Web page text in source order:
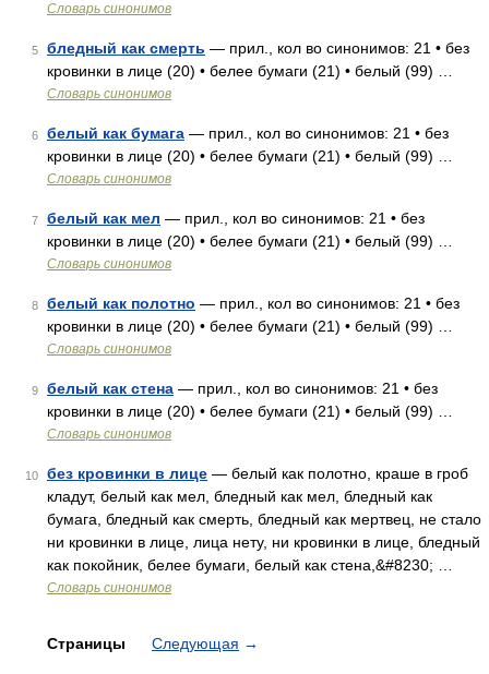
Словарь синонимов
5 бледный как смерть — прил., кол во синонимов: 21 • без
кровинки в лице (20) • белее бумаги (21) • белый (99) …
Словарь синонимов
6 белый как бумага — прил., кол во синонимов: 21 • без
кровинки в лице (20) • белее бумаги (21) • белый (99) …
Словарь синонимов
7 белый как мел — прил., кол во синонимов: 21 • без
кровинки в лице (20) • белее бумаги (21) • белый (99) …
Словарь синонимов
8 белый как полотно — прил., кол во синонимов: 21 • без
кровинки в лице (20) • белее бумаги (21) • белый (99) …
Словарь синонимов
9 белый как стена — прил., кол во синонимов: 21 • без
кровинки в лице (20) • белее бумаги (21) • белый (99) …
Словарь синонимов
10 без кровинки в лице — белый как полотно, краше в гроб
кладут, белый как мел, бледный как мел, бледный как
бумага, бледный как смерть, бледный как мертвец, не стало
ни кровинки в лице, лица нету, ни кровинки в лице, бледный
как покойник, белее бумаги, белый как стена,&#8230; …
Словарь синонимов
Страницы Следующая →